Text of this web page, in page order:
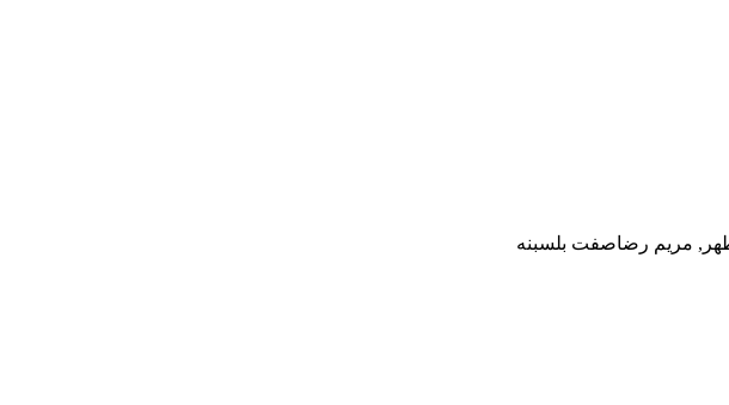
مریم رضاصفت بلسبنه